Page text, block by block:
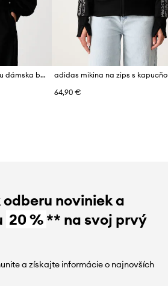
adidas mikina s kapucňou dámska bavlnená
64,90 €
noviniek a
20 %** na svoj prvý
a získajte informácie o najnovších